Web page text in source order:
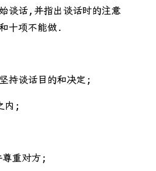
谈话,并指出谈话时的注意
十项不能做.
持谈话目的和决定;
内;
尊重对方;